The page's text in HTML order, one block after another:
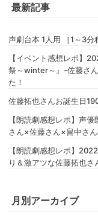
最新記事
声劇台本 1人用 ［1～3
【イベント感想レポ】
祭～winter～』-佐藤さ
た！
佐藤拓也さんお誕生日
【朗読劇感想レポ】声
さん×佐藤さん×畠中さ
【朗読劇感想レポ】
り＆激アツな佐藤拓也さ
月別アーカイブ